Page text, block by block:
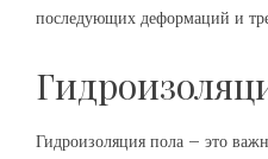
последующих деформаций и
Гидроизоляция пола – это